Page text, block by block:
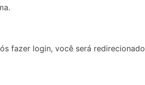
login, você será